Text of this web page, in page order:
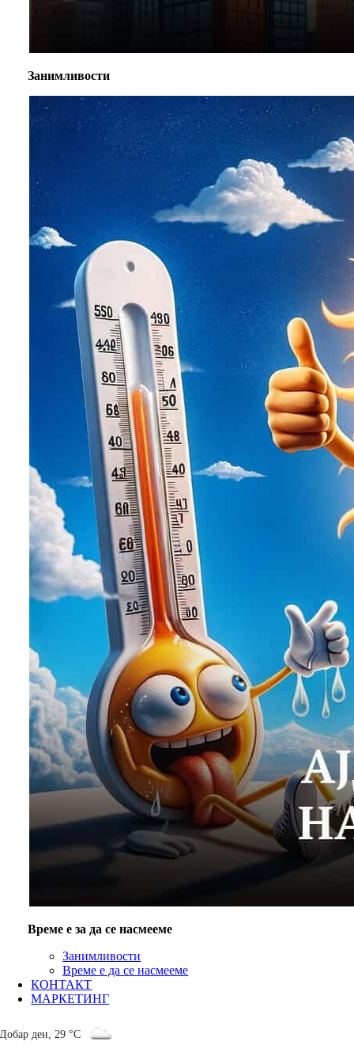
Занимливости
Време е за да се насмееме
Занимливости
Време е да се насмееме
КОНТАКТ
МАРКЕТИНГ
Добар ден,29 °C